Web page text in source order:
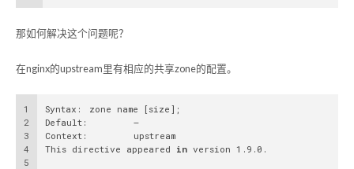
那如何解决这个问题呢？
在nginx的upstream里有相应的共享zone的配置。
1
2
3
4
5
Syntax:	zone name [size];
Default:	—
Context:	upstream
This directive appeared in version 1.9.0.